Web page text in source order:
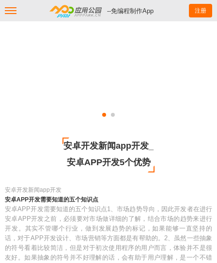
--免编程制作App 注册
安卓开发新闻app开发_
安卓APP开发5个优势
安卓开发新闻app开发
安卓APP开发需要知道的五个知识点
安卓APP开发需要知道的五个知识点1、市场趋势导向，因此开发者在进行
安卓APP开发之前，必须要对市场做详细的了解，结合市场的趋势来进行
开发。其实不管哪个行业，做到发展趋势的标记，如果能够一直坚持的
话，对于APP开发设计、市场营销等方面都是有帮助的。2、虽然一些抽象
的符号看着比较简洁，但是对于初次使用程序的用户而言，体验并不是很
友好。如果抽象的符号并不好理解的话，会有助于用户理解，是一个不错